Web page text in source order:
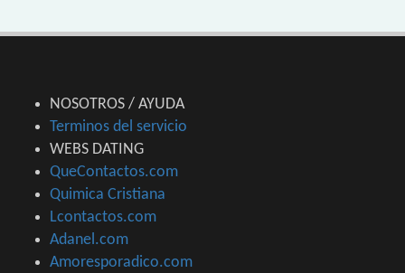
NOSOTROS / AYUDA
Terminos del servicio
WEBS DATING
QueContactos.com
Quimica Cristiana
Lcontactos.com
Adanel.com
Amoresporadico.com